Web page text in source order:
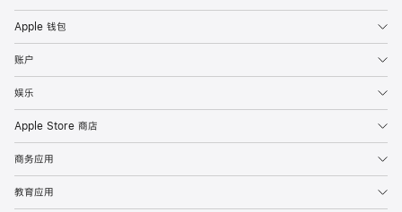
Apple 钱包
账户
娱乐
Apple Store 商店
商务应用
教育应用